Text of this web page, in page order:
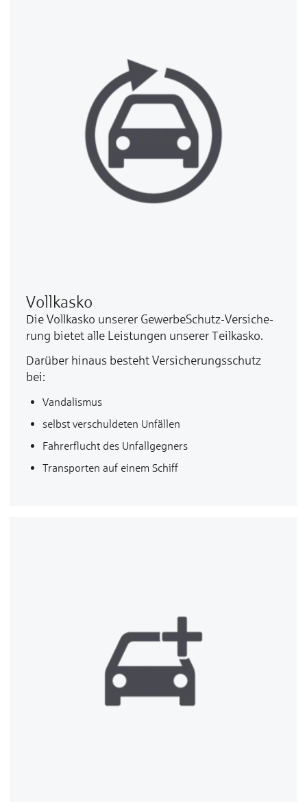
Vollkasko
Die Voll­kas­ko un­se­rer GewerbeSchutz-Ver­si­che­
rung bie­tet al­le Leis­tun­gen un­se­rer Teil­kas­ko.
Da­rü­ber hin­aus be­steht Ver­si­che­rungs­schutz
bei:
Van­da­lis­mus
selbst ver­schul­de­ten Un­fäl­len
Fah­rer­flucht des Un­fall­geg­ners
Trans­por­ten auf ei­nem Schiff